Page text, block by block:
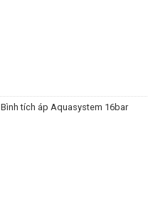
Bình tích áp Aquasystem 16bar